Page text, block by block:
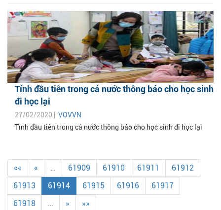
Tỉnh đầu tiên trong cả nước thông báo cho học sinh
đi học lại
27/02/2020 | VOVVN
Tỉnh đầu tiên trong cả nước thông báo cho học sinh đi học lại
«« « … 61909 61910 61911
61912
61913
61914 61915 61916
61917
61918
… » »»